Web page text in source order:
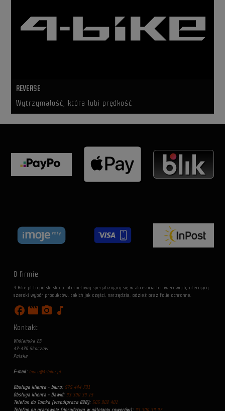
REVERSE
Wytrzymałość, która lubi prędkość
O firmie
4-Bike.pl to polski sklep internetowy specjalizujący się w akcesoriach rowerowych, oferujący
szeroki wybór produktów, takich jak części, narzędzia, odzież oraz folie ochronne.
facebook movie photo_camera music_note
Kontakt
Wiślańska 26
43-430 Skoczów
Polska
E-mail: biuro@4-bike.pl
Obsługa klienta - biuro: 575 444 731
Obsługa klienta - Dawid: 33 300 33 15
Telefon do Tomka (współpraca B2B): 505 002 401
Telefon na pracownie (doradztwo w oklejaniu rowerów): 33 300 33 97